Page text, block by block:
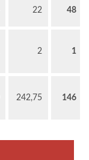
22 48
2 1
242,75 146